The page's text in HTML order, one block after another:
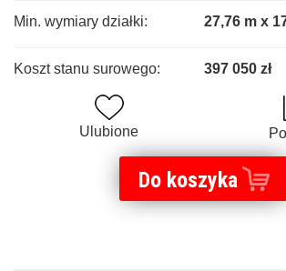
Min. wymiary działki: 27,76 m x
Koszt stanu surowego: 397 050 zł
Do koszyka
Ulubione